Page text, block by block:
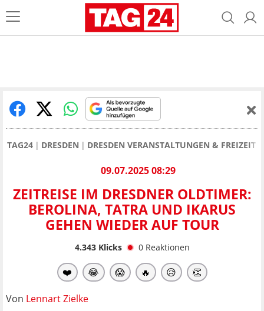
TAG24 DRESDEN DRESDEN VERANSTALTUNGEN & FREIZEIT
09.07.2025 08:29
ZEITREISE IM DRESDNER OLDTIMER:
BEROLINA, TATRA UND IKARUS
GEHEN WIEDER AUF TOUR
4.343Klicks 0 Reaktionen
❤️ 😂 😱 🔥 😥 👏
Von Lennart Zielke